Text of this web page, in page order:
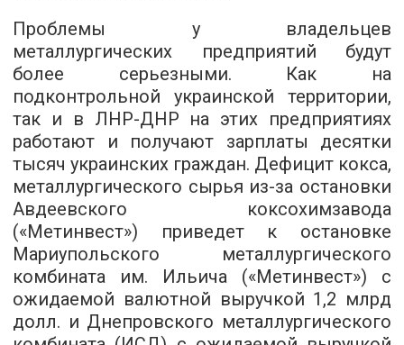
Проблемы у владельцев
металлургических предприятий будут
более серьезными. Как на
подконтрольной украинской территории,
так и в ЛНР-ДНР на этих предприятиях
работают и получают зарплаты десятки
тысяч украинских граждан. Дефицит кокса,
металлургического сырья из-за остановки
Авдеевского коксохимзавода
(«Метинвест») приведет к остановке
Мариупольского металлургического
комбината им. Ильича («Метинвест») с
ожидаемой валютной выручкой 1,2 млрд
долл. и Днепровского металлургического